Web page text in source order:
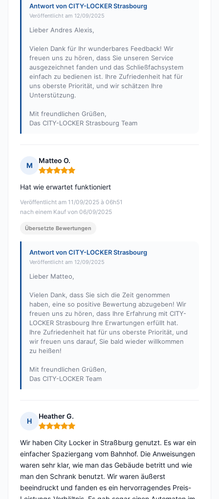
Antwort von CITY-LOCKER Strasbourg
Veröffentlicht am 12/09/2025
Lieber Andres Alexis,
Vielen Dank für Ihr wunderbares Feedback! Wir
freuen uns zu hören, dass Sie unseren Service
ausgezeichnet fanden und das Schließfachsystem
einfach zu bedienen ist. Ihre Zufriedenheit hat für
uns oberste Priorität, und wir schätzen Ihre
Unterstützung.
Mit freundlichen Grüßen,
Das CITY-LOCKER Strasbourg Team
M
Matteo O.
Hinweis: 5 von 5
Veröffentlicht am 11/09/2025 à 06h51
nach einem Kauf von 06/09/2025
Hat wie erwartet funktioniert
Übersetzte Bewertungen
Antwort von CITY-LOCKER Strasbourg
Veröffentlicht am 12/09/2025
Lieber Matteo,
Vielen Dank, dass Sie sich die Zeit genommen
haben, eine so positive Bewertung abzugeben! Wir
freuen uns zu hören, dass Ihre Erfahrung mit CITY-
LOCKER Strasbourg Ihre Erwartungen erfüllt hat.
Ihre Zufriedenheit hat für uns oberste Priorität, und
wir freuen uns darauf, Sie bald wieder willkommen
zu heißen!
Mit freundlichen Grüßen,
Das CITY-LOCKER Team
H
Heather G.
Hinweis: 5 von 5
Wir haben City Locker in Straßburg genutzt. Es war ein
einfacher Spaziergang vom Bahnhof. Die Anweisungen
waren sehr klar, wie man das Gebäude betritt und wie
man den Schrank benutzt. Wir waren äußerst
beeindruckt und fanden es ein hervorragendes Preis-